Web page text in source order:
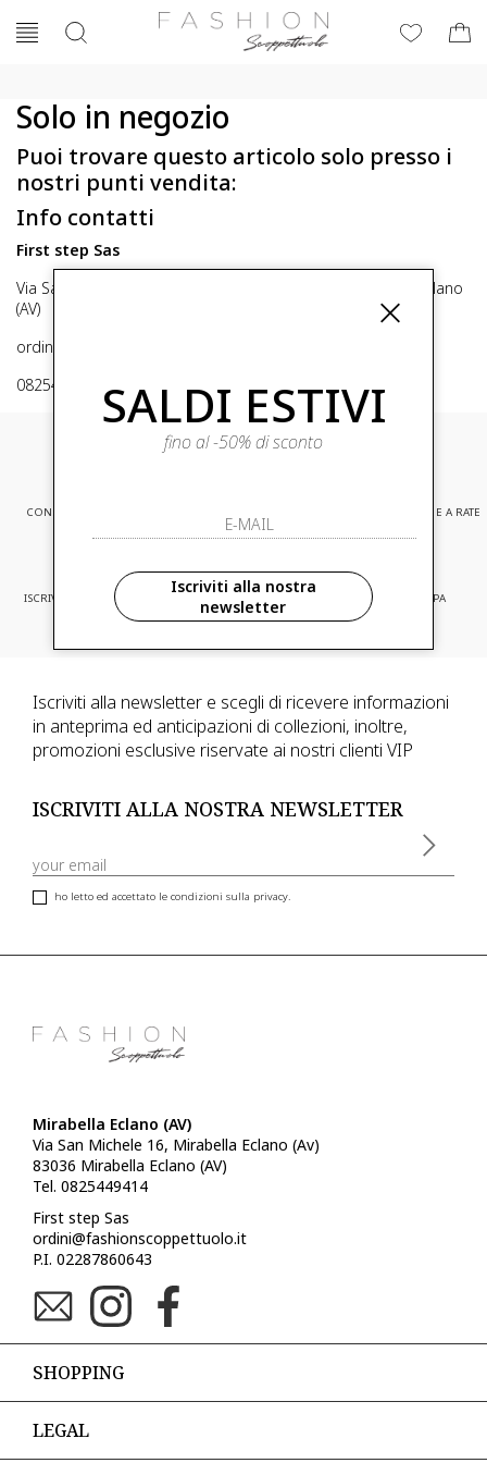
Solo in negozio
Puoi trovare questo articolo solo presso i
nostri punti vendita:
Info contatti
First step Sas
Via San Michele 16, Mirabella Eclano (Av) 83036 Mirabella Eclano
(AV)
ordini@fashionscoppettuolo.it
0825449414
CONSEGNA EXPRESS PAGAMENTI SICURI E A RATE
ISCRIVITI ED ACCEDI A PROMOZIONI
RISERVATE
CONSEGNA IN TUTTA EUROPA
Iscriviti alla newsletter e scegli di ricevere informazioni
in anteprima ed anticipazioni di collezioni, inoltre,
promozioni esclusive riservate ai nostri clienti VIP
ISCRIVITI ALLA NOSTRA NEWSLETTER
ho letto ed accettato le condizioni sulla privacy.
Mirabella Eclano (AV)
Via San Michele 16, Mirabella Eclano (Av)
83036 Mirabella Eclano (AV)
Tel. 0825449414
First step Sas
ordini@fashionscoppettuolo.it
P.I. 02287860643
SHOPPING
LEGAL
SALDI ESTIVI
fino al -50% di sconto
Iscriviti alla nostra
newsletter